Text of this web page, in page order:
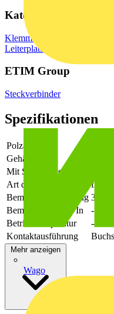
Wago
Kategorien
Klemmen, Steckverbinder &
Leiterplattensteckverbinder
ETIM Group
Steckverbinder
Spezifikationen
Polzahl
Gehäusefarbe
Mit Schutzleiter
Art der Verbindung
Bemessungsspannung 320
Bemessungsstrom In
-
Betriebstemperatur
-40 -
Kontaktausführung
Mehr anzeigen